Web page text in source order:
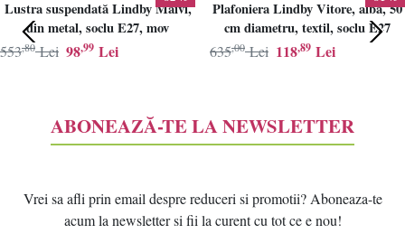
Lustra suspendată Lindby Maivi,
din metal, soclu E27, mov
98,99 Lei
553,80 Lei
Plafoniera Lindby Vitore, alba, 50
cm diametru, textil, soclu E27
118,89 Lei
635,00 Lei
ABONEAZĂ-TE LA NEWSLETTER
Vrei sa afli prin email despre reduceri si promotii? Aboneaza-te
acum la newsletter si fii la curent cu tot ce e nou!